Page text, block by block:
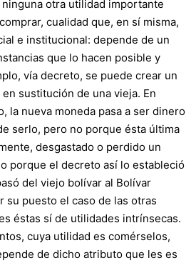
otra utilidad importante
cualidad que, en sí misma,
e institucional: depende de un
que lo hacen posible y
vía decreto, se puede crear un
sustitución de una vieja. En
la nueva moneda pasa a ser dinero
serlo, pero no porque ésta última
desgastado o perdido un
porque el decreto así lo estableció
del viejo bolívar al Bolívar
su puesto el caso de las otras
éstas sí de utilidades intrínsecas.
cuya utilidad es comérselos,
de dicho atributo que les es